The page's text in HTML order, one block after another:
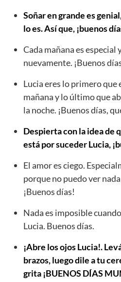
Soñar en grande es
lo es. Así que, ¡buenos
Cada mañana es especial
nuevamente. ¡Buenos
Lucia eres lo primero
mañana y lo último que
la noche. ¡Buenos días,
Despierta con la idea de
está por suceder Lucia,
El amor es ciego.
porque no puedo ver
¡Buenos días!
Nada es imposible
Lucia. Buenos días.
¡Abre los ojos Lucia!.
brazos, luego dile a tu
grita ¡BUENOS DÍAS